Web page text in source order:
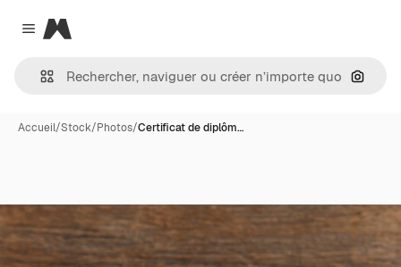
Close menu
Magnific
Accueil/Stock/Photos/Certificat de diplôm…